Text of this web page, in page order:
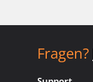
Fragen?